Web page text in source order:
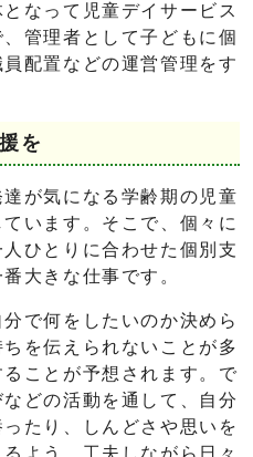
なって児童デイサービス
管理者として子どもに個
配置などの運営管理をす
を
が気になる学齢期の児童
います。そこで、個々に
ひとりに合わせた個別支
大きな仕事です。
で何をしたいのか決めら
を伝えられないことが多
ことが予想されます。で
どの活動を通して、自分
たり、しんどさや思いを